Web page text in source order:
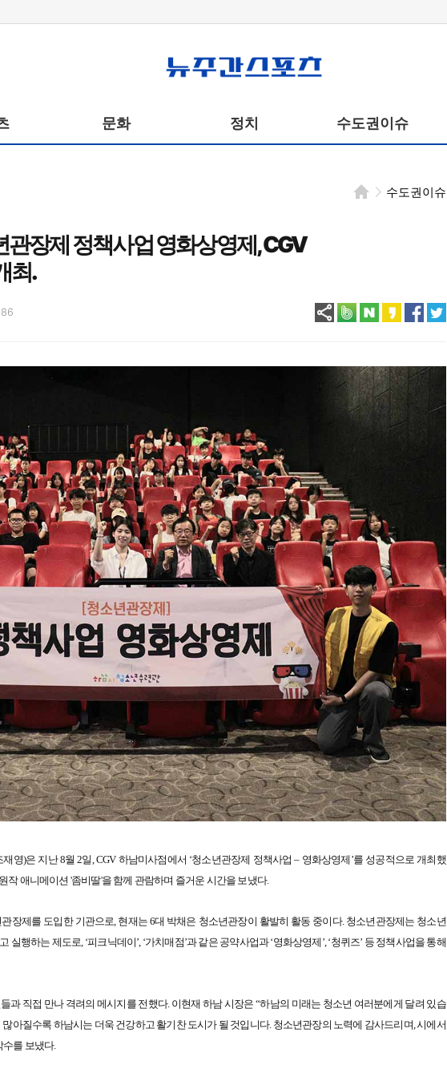
뉴주간스포츠
문화 정치 수도권이슈
수도권이슈
장제 정책사업 영화상영제, CGV
최.
영)은 지난 8월 2일, CGV 하남미사점에서 ‘청소년관장제 정책사업 – 영화상영제’를 성공적으로 개최했
작 애니메이션 '좀비딸'을 함께 관람하며 즐거운 시간을 보냈다.
장제를 도입한 기관으로, 현재는 6대 박채은 청소년관장이 활발히 활동 중이다. 청소년관장제는 청소년
행하는 제도로, ‘피크닉데이’, ‘가치매점’과 같은 공약사업과 ‘영화상영제’, ‘청퀴즈’ 등 정책사업을 통해
과 직접 만나 격려의 메시지를 전했다. 이현재 하남 시장은 “하남의 미래는 청소년 여러분에게 달려 있습
아질수록 하남시는 더욱 건강하고 활기찬 도시가 될 것입니다. 청소년관장의 노력에 감사드리며, 시에서
수를 보냈다.